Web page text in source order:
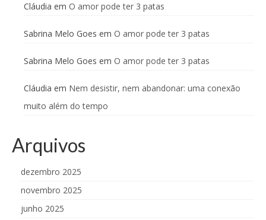
Cláudia em O amor pode ter 3 patas
Sabrina Melo Goes em O amor pode ter 3 patas
Sabrina Melo Goes em O amor pode ter 3 patas
Cláudia em Nem desistir, nem abandonar: uma conexão
muito além do tempo
Arquivos
dezembro 2025
novembro 2025
junho 2025